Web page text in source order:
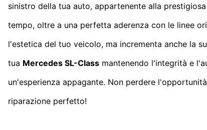
sinistro della tua auto, appartenente alla prestigiosa
tempo, oltre a una perfetta aderenza con le linee
l'estetica del tuo veicolo, ma incrementa anche la
tua Mercedes SL-Class mantenendo l'integrità e
un'esperienza appagante. Non perdere
riparazione perfetto!